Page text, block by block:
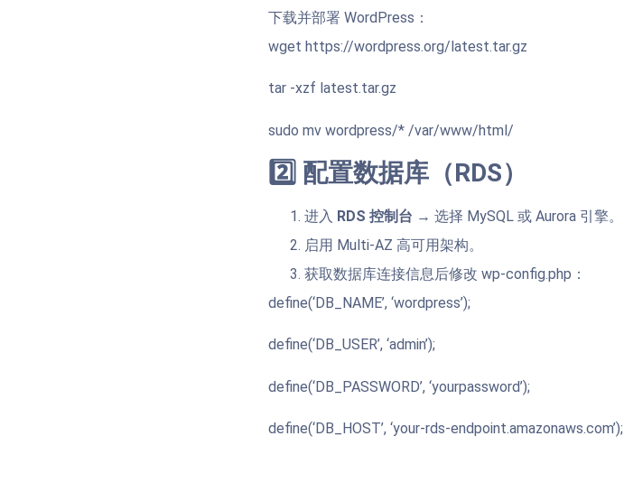
下载并部署 WordPress：
wget https://wordpress.org/latest.tar.gz
tar -xzf latest.tar.gz
sudo mv wordpress/* /var/www/html/
2️⃣ 配置数据库（RDS）
进入 RDS 控制台 → 选择 MySQL 或 Aurora 引擎。
启用 Multi-AZ 高可用架构。
获取数据库连接信息后修改 wp-config.php：
define(‘DB_NAME’, ‘wordpress’);
define(‘DB_USER’, ‘admin’);
define(‘DB_PASSWORD’, ‘yourpassword’);
define(‘DB_HOST’, ‘your-rds-endpoint.amazonaws.com’);